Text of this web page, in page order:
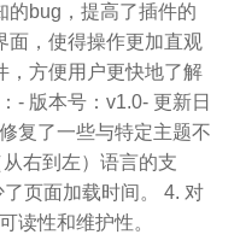
的bug，提高了插件的
面，使得操作更加直观
，方便用户更快地了解
- 版本号：v1.0- 更新日
复了一些与特定主题不
右到左）语言的支
页面加载时间。 4. 对
读性和维护性。